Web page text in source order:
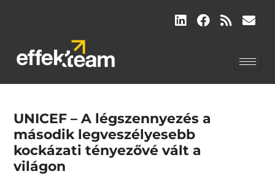
UNICEF – A légszennyezés a
második legveszélyesebb
kockázati tényezővé vált a
világon